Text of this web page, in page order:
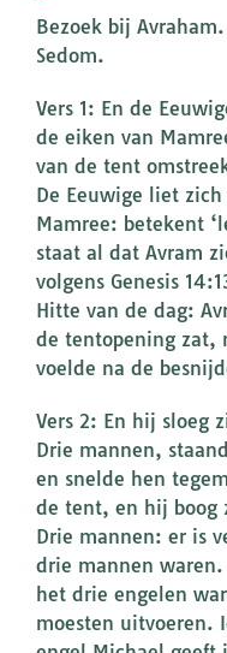
Bezoek bij
Sedom.
Vers 1: En de
de eiken van
van de tent
De Eeuwige liet
Mamree: betekent
staat al dat Avram
volgens Genesis
Hitte van de dag:
de tentopening zat,
voelde na de
Vers 2: En hij sloeg
Drie mannen,
en snelde hen
de tent, en hij boog
Drie mannen: er is
drie mannen
het drie engelen
moesten uitvoeren.